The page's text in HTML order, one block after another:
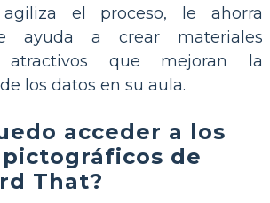
agiliza el proceso, le ahorra
ayuda a crear materiales
atractivos que mejoran la
los datos en su aula.
acceder a los
de
That?